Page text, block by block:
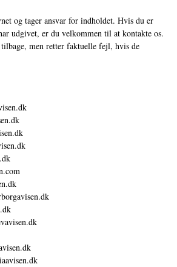
og tager ansvar for indholdet. Hvis du er
udgivet, er du velkommen til at kontakte os.
men retter faktuelle fejl, hvis de